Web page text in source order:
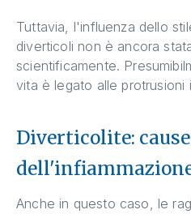
Tuttavia, l'influenza dello
diverticoli non è ancora
scientificamente.
vita è legato alle protrusioni
Diverticolite: cause
Anche in questo caso, le